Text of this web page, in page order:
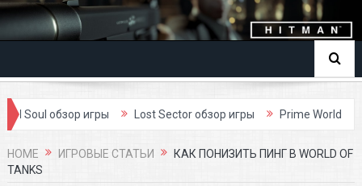
игры Lost Sector обзор игры Prime World Dark
HOME ИГРОВЫЕ СТАТЬИ
КАК ПОНИЗИТЬ ПИНГ В WORLD OF
TANKS